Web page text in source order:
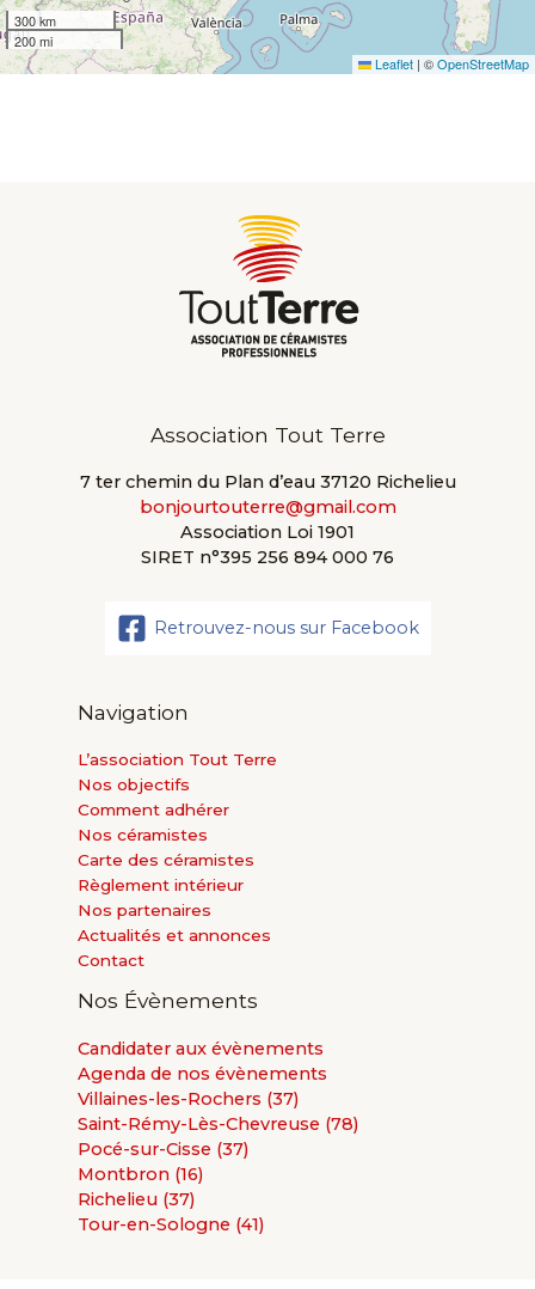
300 km
200 mi
Leaflet | ©OpenStreetMap
Association Tout Terre
7 ter chemin du Plan d’eau 37120 Richelieu
bonjourtouterre@gmail.com
Association Loi 1901
SIRET n°395 256 894 000 76
Retrouvez-nous sur Facebook
Navigation
L’association Tout Terre
Nos objectifs
Comment adhérer
Nos céramistes
Carte des céramistes
Règlement intérieur
Nos partenaires
Actualités et annonces
Contact
Nos Évènements
Candidater aux évènements
Agenda de nos évènements
Villaines-les-Rochers (37)
Saint-Rémy-Lès-Chevreuse (78)
Pocé-sur-Cisse (37)
Montbron (16)
Richelieu (37)
Tour-en-Sologne (41)